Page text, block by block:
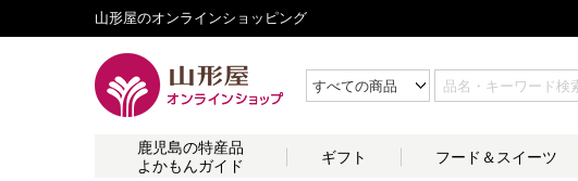
山形屋のオンラインショッピング
鹿児島の特産品
よかもんガイド
ギフト フード＆ スイーツ